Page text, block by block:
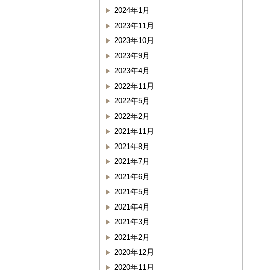
2024年1月
2023年11月
2023年10月
2023年9月
2023年4月
2022年11月
2022年5月
2022年2月
2021年11月
2021年8月
2021年7月
2021年6月
2021年5月
2021年4月
2021年3月
2021年2月
2020年12月
2020年11月